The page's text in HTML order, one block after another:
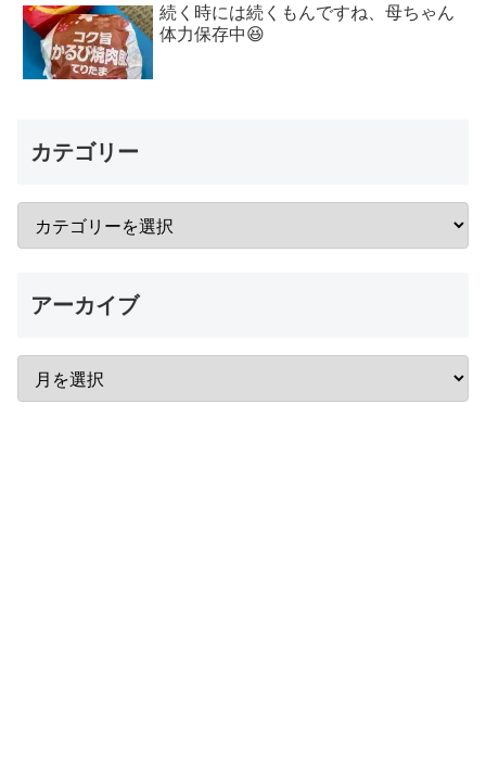
続く時には続くもんですね、母ちゃん
体力保存中😆
カテゴリー
アーカイブ